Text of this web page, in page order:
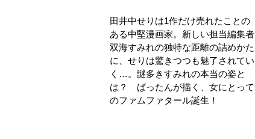
田井中せりは1作だけ売れたことの
ある中堅漫画家。新しい担当編集者
双海すみれの独特な距離の詰めかた
に、せりは驚きつつも魅了されてい
く…。謎多きすみれの本当の姿と
は？ ばったんが描く、女にとって
のファムファタール誕生！